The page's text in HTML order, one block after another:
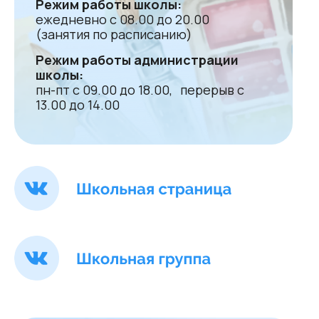
Режим работы школы:
ежедневно с 08.00 до 20.00
(занятия по расписанию)
Режим работы администрации
школы:
пн-пт с 09.00 до 18.00, перерыв с
13.00 до 14.00